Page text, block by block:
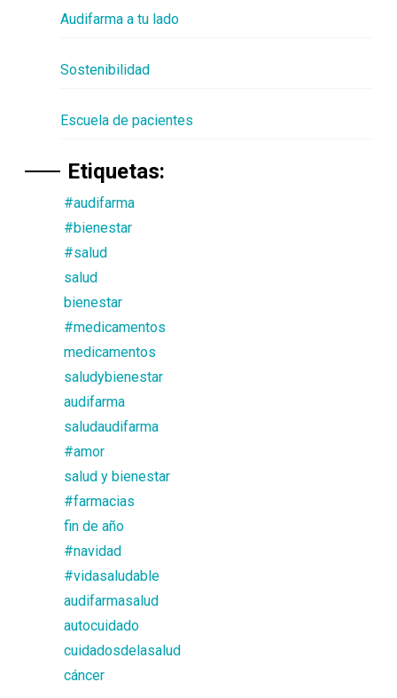
Audifarma a tu lado
Sostenibilidad
Escuela de pacientes
Etiquetas:
#audifarma
#bienestar
#salud
salud
bienestar
#medicamentos
medicamentos
saludybienestar
audifarma
saludaudifarma
#amor
salud y bienestar
#farmacias
fin de año
#navidad
#vidasaludable
audifarmasalud
autocuidado
cuidadosdelasalud
cáncer